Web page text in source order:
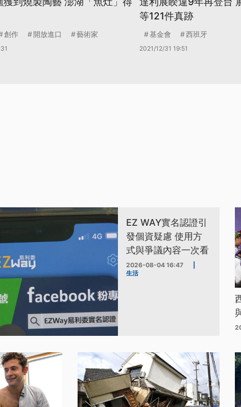
創作 開放進口 藝術家
等121件真跡
基金會 西班牙
2021/12/31 19:51
EZ WAY實名認證引
發個資疑慮 使用方
式與爭議內容一次看
2026-08-04 16:47
生活